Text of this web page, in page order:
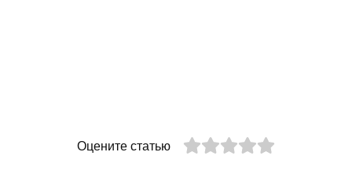
Оцените статью